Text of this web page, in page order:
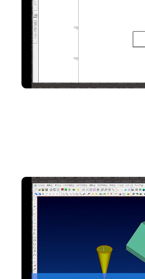
2D CAD
No.82 組立図で3Dモデル
におこなうには
3D CAD